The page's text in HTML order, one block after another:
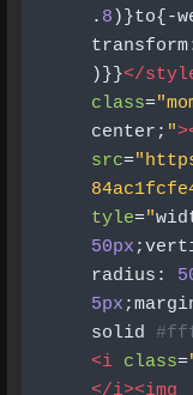
. 8 )}to{-
transform
)}}</
class=
center ; "
src=
tyle="
50px ;
radius :
5px ;
solid
<i
class=
</i><img